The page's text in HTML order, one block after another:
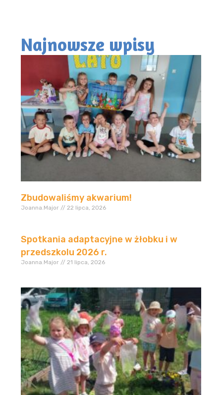
Najnowsze wpisy
Zbudowaliśmy akwarium!
Joanna.Major 22 lipca, 2026
Spotkania adaptacyjne w żłobku i w
przedszkolu 2026 r.
Joanna.Major 21 lipca, 2026